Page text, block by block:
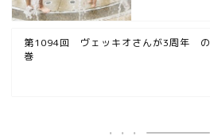
第1094回 ヴェッキオさんが3周年 の
巻